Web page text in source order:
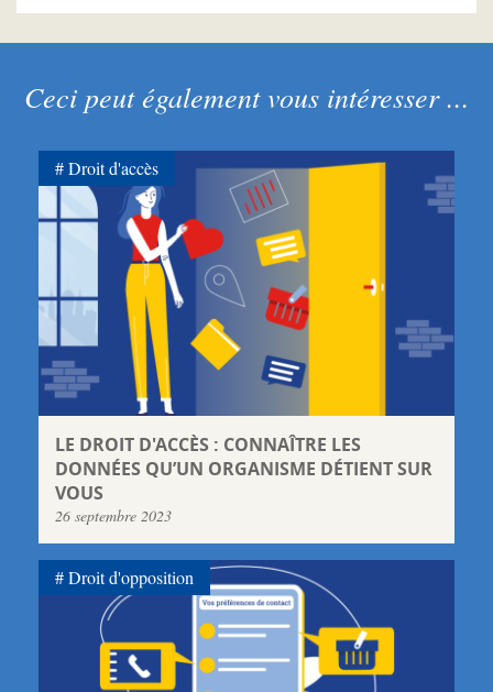
Ceci peut également vous intéresser ...
LE DROIT D'ACCÈS : CONNAÎTRE LES
DONNÉES QU’UN ORGANISME DÉTIENT SUR
VOUS
26 septembre 2023
Droit d'accès
Droit d'opposition